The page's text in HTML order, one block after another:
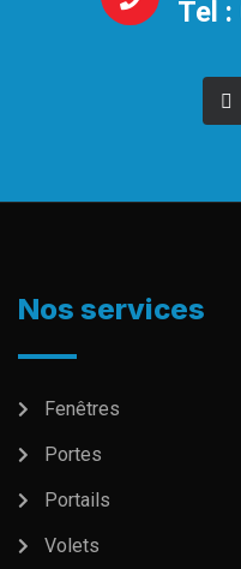
Tel
Nos services
Fenêtres
Portes
Portails
Volets